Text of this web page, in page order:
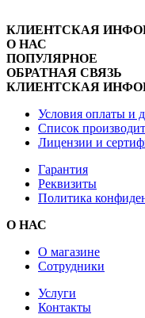
КЛИЕНТСКАЯ
О НАС
ПОПУЛЯРНОЕ
ОБРАТНАЯ СВЯЗЬ
КЛИЕНТСКАЯ
Условия оплаты и
Список
Лицензии и
Гарантия
Реквизиты
Политика
О НАС
О магазине
Сотрудники
Услуги
Контакты